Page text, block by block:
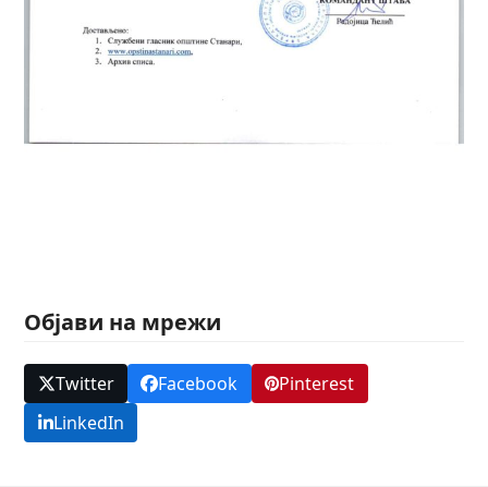
Објави на мрежи
Twitter Facebook
Pinterest
LinkedIn